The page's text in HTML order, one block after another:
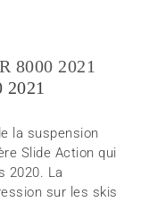
la suspension
Slide Action qui
2020. La
sur les skis